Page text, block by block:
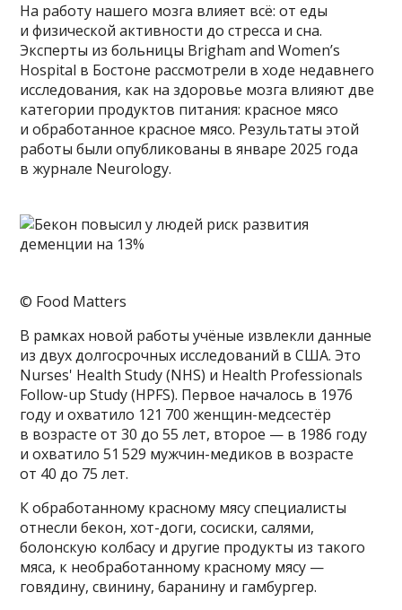
На работу нашего мозга влияет всё: от еды
и физической активности до стресса и сна.
Эксперты из больницы Brigham and Women’s
Hospital в Бостоне рассмотрели в ходе недавнего
исследования, как на здоровье мозга влияют две
категории продуктов питания: красное мясо
и обработанное красное мясо. Результаты этой
работы были опубликованы в январе 2025 года
в журнале Neurology.
© Food Matters
В рамках новой работы учёные извлекли данные
из двух долгосрочных исследований в США. Это
Nurses' Health Study (NHS) и Health Professionals
Follow-up Study (HPFS). Первое началось в 1976
году и охватило 121 700 женщин-медсестёр
в возрасте от 30 до 55 лет, второе — в 1986 году
и охватило 51 529 мужчин-медиков в возрасте
от 40 до 75 лет.
К обработанному красному мясу специалисты
отнесли бекон, хот-доги, сосиски, салями,
болонскую колбасу и другие продукты из такого
мяса, к необработанному красному мясу —
говядину, свинину, баранину и гамбургер.